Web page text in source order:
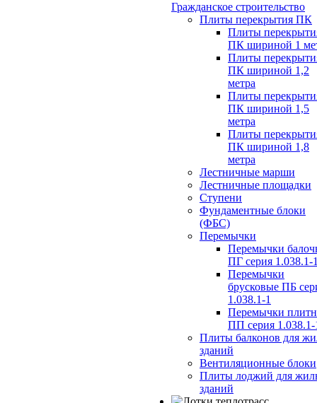
Гражданское строительство
Плиты перекрытия ПК
Плиты
ПК шириной 1
Плиты
ПК шириной 1,2
метра
Плиты
ПК шириной 1,5
метра
Плиты
ПК шириной 1,8
метра
Лестничные марши
Лестничные площадки
Ступени
Фундаментные блоки
(ФБС)
Перемычки
Перемычки
ПГ серия 1.038.1-
Перемычки
брусковые ПБ
1.038.1-1
Перемычки
ПП серия 1.038.1-
Плиты балконов для
зданий
Вентиляционные блоки
Плиты лоджий для
зданий